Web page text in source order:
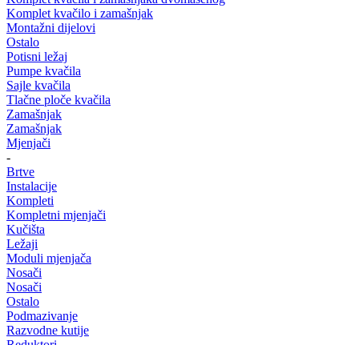
Komplet kvačilo i zamašnjak
Montažni dijelovi
Ostalo
Potisni ležaj
Pumpe kvačila
Sajle kvačila
Tlačne ploče kvačila
Zamašnjak
Zamašnjak
Mjenjači
-
Brtve
Instalacije
Kompleti
Kompletni mjenjači
Kučišta
Ležaji
Moduli mjenjača
Nosači
Nosači
Ostalo
Podmazivanje
Razvodne kutije